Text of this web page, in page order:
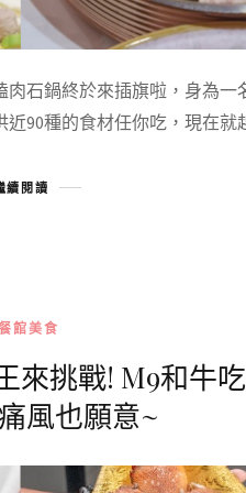
石鍋終於來插旗啦，身為一
90種的食材任你吃，現在就
續閱讀
館美食
來挑戰! M9和牛
風也願意~